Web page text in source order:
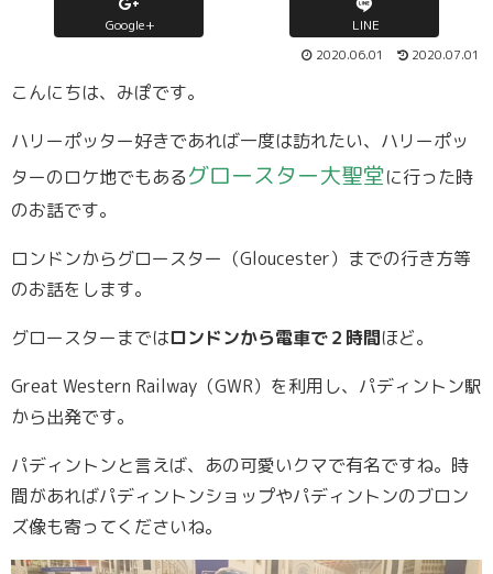
Google+ LINE
2020.06.01 2020.07.01
こんにちは、みぽです。
ハリーポッター好きであれば一度は訪れたい、ハリーポッ
ターのロケ地でもあるグロースター大聖堂に行った時
のお話です。
ロンドンからグロースター（Gloucester）までの行き方等
のお話をします。
グロースターまではロンドンから電車で２時間ほど。
Great Western Railway（GWR）を利用し、パディントン駅
から出発です。
パディントンと言えば、あの可愛いクマで有名ですね。時
間があればパディントンショップやパディントンのブロン
ズ像も寄ってくださいね。